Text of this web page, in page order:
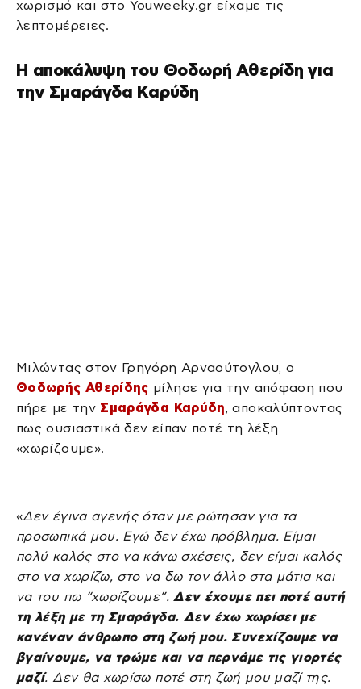
χωρισμό και στο Youweeky.gr είχαμε τις
λεπτομέρειες.
Η αποκάλυψη του Θοδωρή Αθερίδη για
την Σμαράγδα Καρύδη
Μιλώντας στον Γρηγόρη Αρναούτογλου, ο
Θοδωρής Αθερίδης μίλησε για την απόφαση που
πήρε με την Σμαράγδα Καρύδη, αποκαλύπτοντας
πως ουσιαστικά δεν είπαν ποτέ τη λέξη
«χωρίζουμε».
«Δεν έγινα αγενής όταν με ρώτησαν για τα
προσωπικά μου. Εγώ δεν έχω πρόβλημα. Είμαι
πολύ καλός στο να κάνω σχέσεις, δεν είμαι καλός
στο να χωρίζω, στο να δω τον άλλο στα μάτια και
να του πω “χωρίζουμε”. Δεν έχουμε πει ποτέ αυτή
τη λέξη με τη Σμαράγδα. Δεν έχω χωρίσει με
κανέναν άνθρωπο στη ζωή μου. Συνεχίζουμε να
βγαίνουμε, να τρώμε και να περνάμε τις γιορτές
μαζί. Δεν θα χωρίσω ποτέ στη ζωή μου μαζί της.